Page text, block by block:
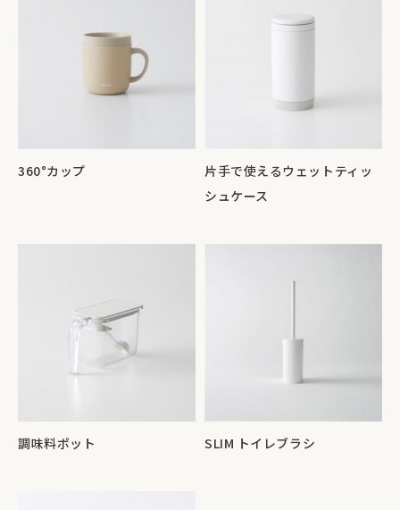
360°カップ
片手で使えるウェットティッ
シュケース
調味料ポット SLIM トイレブラシ